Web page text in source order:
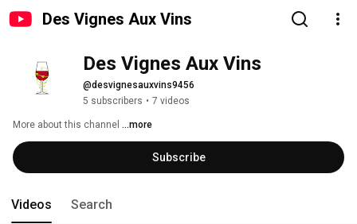
Des Vignes Aux Vins
Des Vignes Aux Vins
@desvignesauxvins9456
5 subscribers • 7 videos
More about this channel ...more
Subscribe
Videos Search